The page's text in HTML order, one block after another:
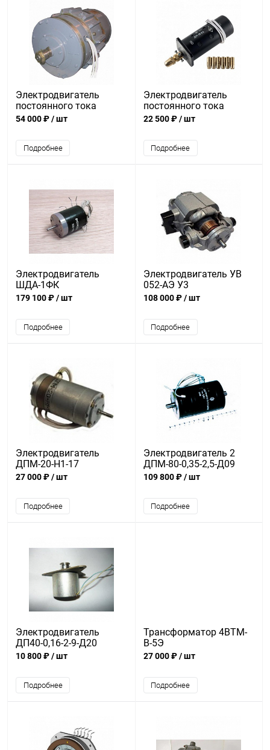
Электродвигатель
постоянного тока
ДПТВ-16,25-02
54 000 ₽/ шт
Подробнее
Электродвигатель
постоянного тока
ДМ-10-6А
22 500 ₽/ шт
Подробнее
Электродвигатель
ШДА-1ФК
179 100 ₽/ шт
Подробнее
Электродвигатель УВ
052-АЭ У3
108 000 ₽/ шт
Подробнее
Электродвигатель
ДПМ-20-Н1-17
27 000 ₽/ шт
Подробнее
Электродвигатель 2
ДПМ-80-0,35-2,5-Д09
109 800 ₽/ шт
Подробнее
Электродвигатель
ДП40-0,16-2-9-Д20
10 800 ₽/ шт
Подробнее
Трансформатор 4ВТМ-
В-5Э
27 000 ₽/ шт
Подробнее